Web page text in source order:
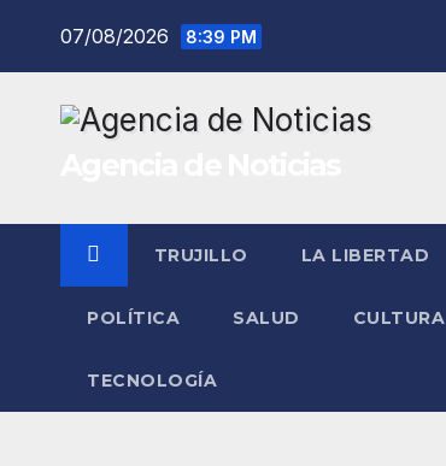
07/08/2026 8:39 PM
TRUJILLO LA LIBERTAD
POLÍTICA SALUD CULTURA
TECNOLOGÍA